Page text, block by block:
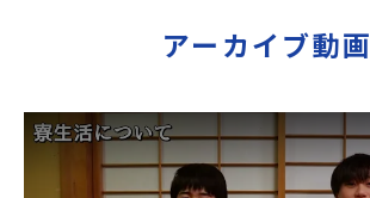
アーカイブ動画